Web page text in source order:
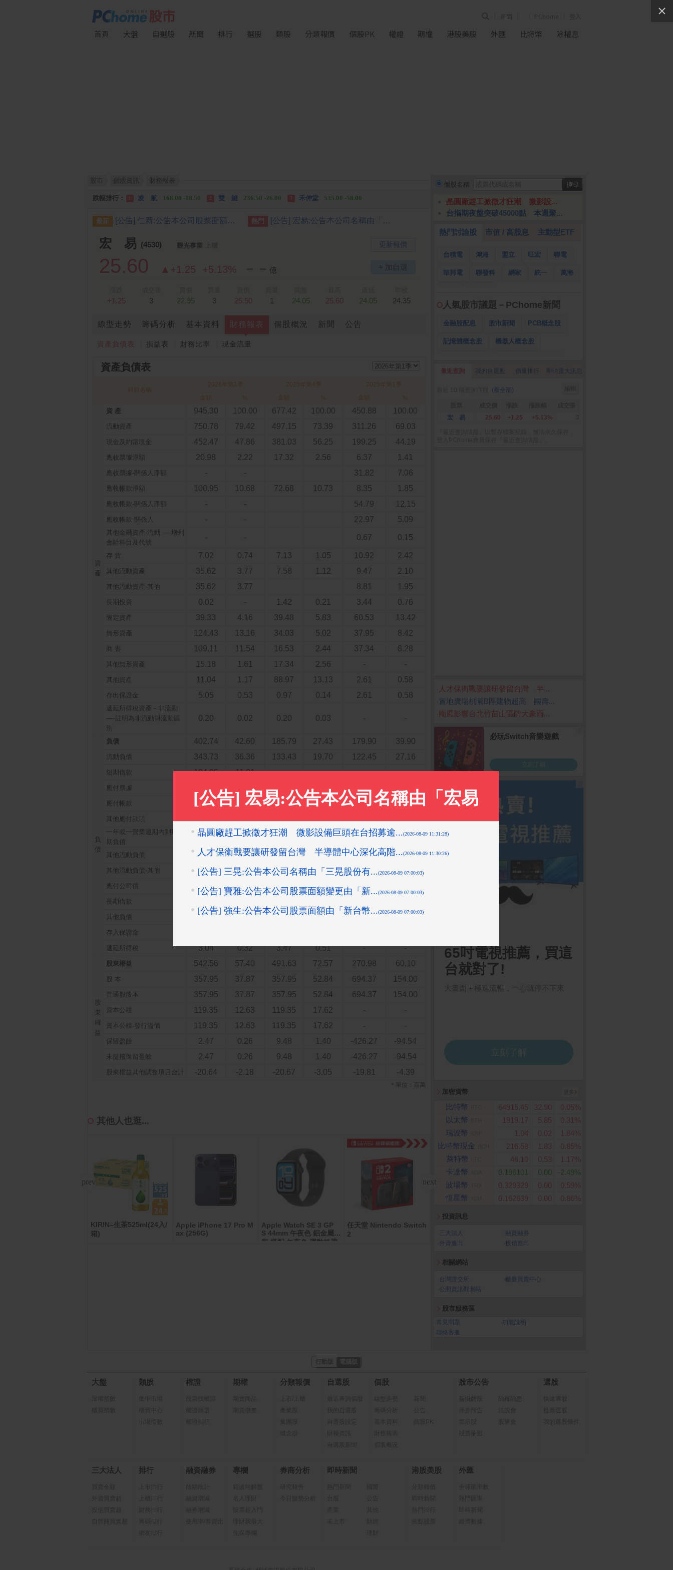
首頁 大盤 自選股 新聞 排行 選股 類股 分類報價 個股PK 權證 期權 港股美股 外匯 比特幣 除權息
川 湖
跌幅排行：
凌 航 168.00 -18.50 2 雙 鍵 236.50 -26.00 禾伸堂
535.00 -58.00
跌停排行：
236.50 -26.00
最新 [公告] 仁新:公告本公司股票面額由「新台幣10元」變更為「新台幣1元」，公告期間：115年8月5日至115年11月4日。 熱門 [公告] 宏易:公告本公司名稱由「宏易創新國際股份有限公司」更名為「天意能創股份有限公司」，公告期間：115年7月09日至115年10月08日。
更新報價
宏 易 (4530) 觀光事業
25.60 ▲+1.25 +5.13% －－ 億
+1.25 3 22.95 3 25.50 1 24.05 25.60 24.05 24.35
+ 加自選
線型走勢 籌碼分析 基本資料 財務報表 個股概況 新聞 公告
資產負債表 損益表 財務比率 現金流量
資產負債表
科目名稱
2026年第1季 2025年第4季
2025年第1季
金額
金額 金額
資
產
資 產 945.30 100.00 677.42 100.00 450.88 100.00
流動資產 750.78 79.42 497.15 73.39 311.26 69.03
現金及約當現金 452.47 47.86 381.03 56.25 199.25 44.19
應收票據淨額 20.98 2.22 17.32 2.56 6.37 1.41
應收票據-關係人淨額 - - 31.82 7.06
應收帳款淨額 100.95 10.68 72.68 10.73 8.35 1.85
應收帳款-關係人淨額 - - 54.79 12.15
應收帳款-關係人 - - 22.97 5.09
其他金融資產-流動 ──增列
會計科目及代號
- - 0.67 0.15
存 貨 7.02 0.74 7.13 1.05 10.92 2.42
其他流動資產 35.62 3.77 7.58 1.12 9.47 2.10
其他流動資產-其他 35.62 3.77 8.81 1.95
長期投資 0.02 - 1.42 0.21 3.44 0.76
固定資產 39.33 4.16 39.48 5.83 60.53 13.42
無形資產 124.43 13.16 34.03 5.02 37.95 8.42
商 譽 109.11 11.54 16.53 2.44 37.34 8.28
其他無形資產 15.18 1.61 17.34 2.56 - -
其他資產 11.04 1.17 88.97 13.13 2.61 0.58
存出保證金 5.05 0.53 0.97 0.14 2.61 0.58
遞延所得稅資產－非流動
──註明為非流動與流動區
別
0.20 0.02 0.20 0.03 - -
負
債
負債 402.74 42.60 185.79 27.43 179.90 39.90
流動負債 343.73 36.36 133.43 19.70 122.45 27.16
短期借款 104.05 11.01 - -
應付票據 0.26 0.03 1.51 0.22 2.41
應付帳款 56.76 6.00 62.71 9.26 42.28 9.38
其他應付款項
一年或一營業週期內到期長
期負債
18.30 1.94 15.15 2.24 12.24 2.72
其他流動負債 18.91 2.00 15.61 2.30 12.91 2.86
其他流動負債-其他 0.61 0.06 0.46 0.07 0.67 0.15
應付公司債 52.87 5.59 46.33 6.84 43.62
長期借款
其他負債 0.20 0.02 0.20 0.03 0.42
存入保證金
遞延所得稅 3.04 0.32 3.47 0.51 - -
股
東
權
益
股東權益 542.56 57.40 491.63 72.57 270.98 60.10
股 本 357.95 37.87 357.95 52.84 694.37 154.00
普通股股本 357.95 37.87 357.95 52.84 694.37 154.00
資本公積 119.35 12.63 119.35 17.62 - -
資本公積-發行溢價 119.35 12.63 119.35 17.62 - -
保留盈餘 2.47 0.26 9.48 1.40 -426.27 -94.54
未提撥保留盈餘 2.47 0.26 9.48 1.40 -426.27 -94.54
股東權益其他調整項目合計 -20.64 -2.18 -20.67 -3.05 -19.81 -4.39
＊單位：百萬
其他人也逛...
KIRIN–生茶525ml(24入/
箱)
Apple iPhone 17 Pro M
ax (256G)
Apple Watch SE 3 GP
S 44mm 午夜色 鋁金屬錶
殼 搭配 午夜色 運動錶帶
任天堂 Nintendo Switch
2
卡100元
- 數位序號
個股名稱
晶圓廠趕工掀徵才狂潮 微影設...
台指期夜盤突破45000點 本週聚...
熱門討論股 市值 / 高股息 主動型ETF
台積電 鴻海 盟立 旺宏 聯電
華邦電 聯發科 網家 統一 萬海
人氣股市議題－PChome新聞
金融股配息 股市新聞 PCB概念股
記憶體概念股 機器人概念股
股東會紀念品
最近查詢 我的自選股 價量排行 即時重大訊息
(看全部)
宏 易
25.60 +1.25 +5.13%
人才保衛戰要讓研發留台灣 半...
置地廣場桃園B區建物超高 國壽...
颱風影響台北竹苗山區防大豪雨...
加密貨幣
比特幣 64915.45 32.90
0.05%
以太幣
1919.17 5.85
0.31%
瑞波幣
1.04 0.02
1.84%
比特幣現金
216.58 1.83
0.85%
萊特幣
46.10 0.53
1.17%
卡達幣
0.196101 0.00
-2.49%
波場幣
0.329329 0.00
0.59%
恆星幣
0.162639 0.00 0.86%
投資訊息
三大法人
融資融券
外資進出 投信進出
相關網站
台灣證交所
櫃臺買賣中心
公開資訊觀測站
股市服務區
常見問題
功能說明
聯絡客服
大盤 類股 權證 期權 分類報價 自選股 個股 股市公告 選股
三大法人 排行 融資融券 專欄 券商分析 即時新聞 港股美股 外匯